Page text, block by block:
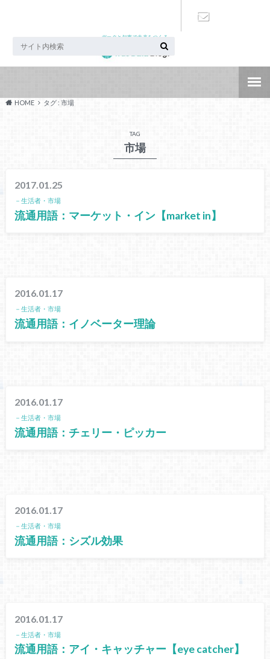
データと知恵で未来をつくる
HOME タグ : 市場
TAG
市場
2017.01.25
－生活者・市場
流通用語：マーケット・イン【market in】
2016.01.17
－生活者・市場
流通用語：イノベーター理論
2016.01.17
－生活者・市場
流通用語：チェリー・ピッカー
2016.01.17
－生活者・市場
流通用語：シズル効果
2016.01.17
－生活者・市場
流通用語：アイ・キャッチャー【eye catcher】